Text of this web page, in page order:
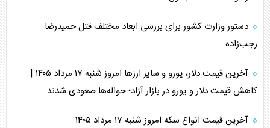
دستور وزارت کشور برای بررسی ابعاد مختلف قتل حمیدرضا
رجب‌زاده
آخرین قیمت دلار، یورو و سایر ارز‌ها امروز شنبه ۱۷ مرداد ۱۴۰۵ |
کاهش قیمت دلار و یورو در بازار آزاد؛ حواله‌ها صعودی شدند
آخرین قیمت انواع سکه امروز شنبه ۱۷ مرداد ۱۴۰۵